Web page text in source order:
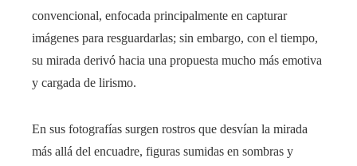
convencional, enfocada principalmente en capturar
imágenes para resguardarlas; sin embargo, con el tiempo,
su mirada derivó hacia una propuesta mucho más emotiva
y cargada de lirismo.
En sus fotografías surgen rostros que desvían la mirada
más allá del encuadre, figuras sumidas en sombras y